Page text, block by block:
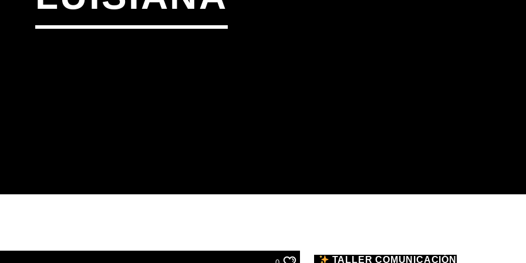
TALLER COMUNICACIÓN